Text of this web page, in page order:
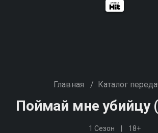
Главная / Каталог
Поймай мне убийцу
1 Сезон
18+